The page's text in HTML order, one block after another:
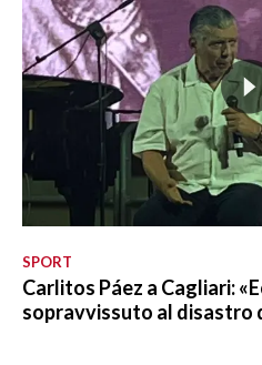
SPORT
Carlitos Páez a Cagliari:
sopravvissuto al disastro